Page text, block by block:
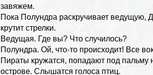
завяжем.
Пока Полундра раскручивает ведущую,
крутит стрелки.
Ведущая. Где вы? Что случилось?
Полундра. Ой, что-то происходит! Все
Пираты кружатся, попадают под пальму
острове. Слышатся голоса птиц.